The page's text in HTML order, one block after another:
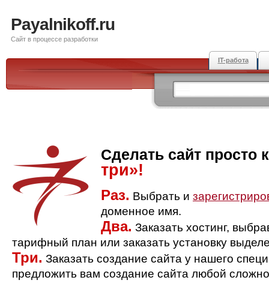
Payalnikoff.ru
Сайт в процессе разработки
IT-работа
Сделать сайт просто
три»!
Раз. Выбрать и
доменное имя.
Два. Заказать хостинг,
тарифный план или заказать установку
Три. Заказать создание сайта у нашего
предложить вам создание сайта любой